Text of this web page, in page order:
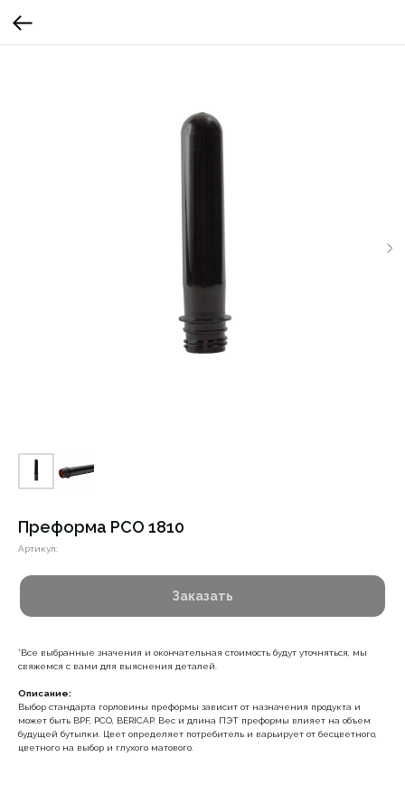
Преформа PCO 1810
Артикул:
Заказать
*Все выбранные значения и окончательная стоимость будут уточняться, мы
свяжемся с вами для выяснения деталей.
Описание:
Выбор стандарта горловины преформы зависит от назначения продукта и
может быть BPF, PCO, BERICAP. Вес и длина ПЭТ преформы влияет на объем
будущей бутылки. Цвет определяет потребитель и варьирует от бесцветного,
цветного на выбор и глухого матового.